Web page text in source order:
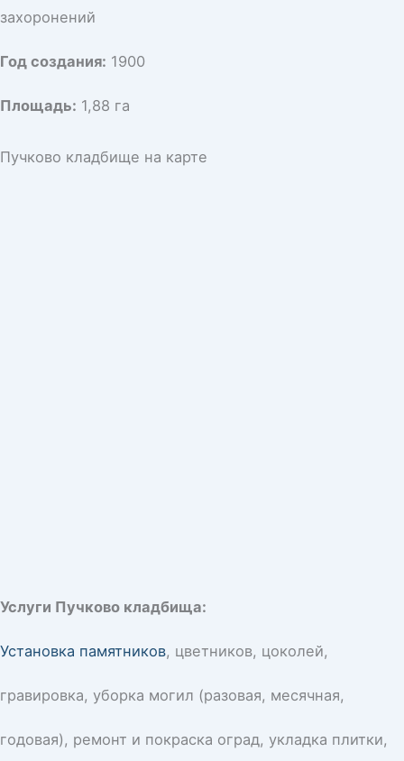
захоронений
Год создания: 1900
Площадь: 1,88 га
Пучково кладбище на карте
Услуги Пучково кладбища:
Установка памятников, цветников, цоколей,
гравировка, уборка могил (разовая, месячная,
годовая), ремонт и покраска оград, укладка плитки,